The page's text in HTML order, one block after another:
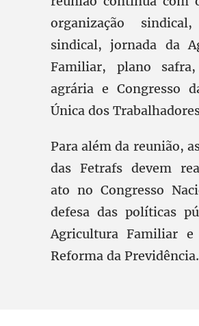
organização
sindical, jornada da
Familiar, plano
agrária e Congresso
Única dos
Para além da reunião,
das Fetrafs devem
ato no Congresso
defesa das políticas
Agricultura Familiar
Reforma da Previdência.